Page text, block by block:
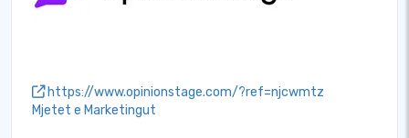
https://www.opinionstage.com/?ref=njcwmtz
Mjetet e Marketingut